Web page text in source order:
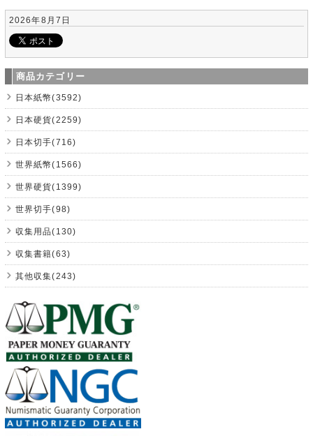
2026年8月7日
商品カテゴリー
日本紙幣(3592)
日本硬貨(2259)
日本切手(716)
世界紙幣(1566)
世界硬貨(1399)
世界切手(98)
収集用品(130)
収集書籍(63)
其他収集(243)